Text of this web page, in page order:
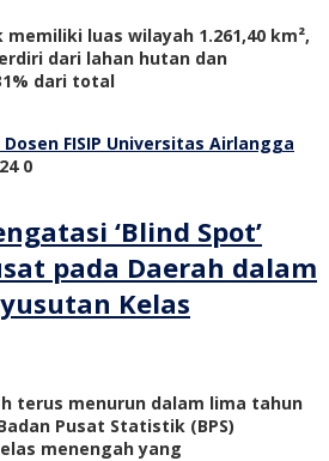
luas wilayah 1.261,40 km²,
dari lahan hutan dan
dari total
0
‘Blind Spot’
pada Daerah dalam
Kelas
terus menurun dalam lima tahun
Pusat Statistik (BPS)
menengah yang